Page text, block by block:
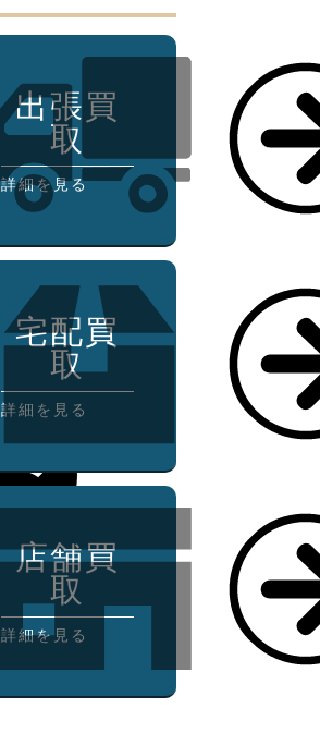
出張買
取
詳細を見る
宅配買
取
詳細を見る
店舗買
取
詳細を見る